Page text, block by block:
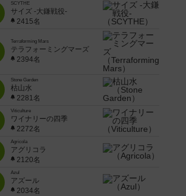
SCYTHE
サイズ -大鎌戦役-
2415名
Terraforming Mars
テラフォーミングマーズ
2394名
Stone Garden
枯山水
2281名
Viticulture
ワイナリーの四季
2272名
Agricola
アグリコラ
2120名
Azul
アズール
2034名